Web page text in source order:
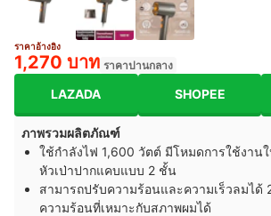
ราคาอ้างอิง
1,270 บาท ราคาปานกลาง
LAZADA SHOPEE
ภาพรวมผลิตภัณฑ์
ใช้กำลังไฟ 1,600 วัตต์ มีโหมดการใช้งาน
หัวเป่าปากแคบแบบ 2 ชั้น
สามารถปรับความร้อนและความเร็วลมได้
ความร้อนที่เหมาะกับสภาพผมได้